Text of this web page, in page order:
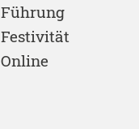
Führung
Festivität
Online